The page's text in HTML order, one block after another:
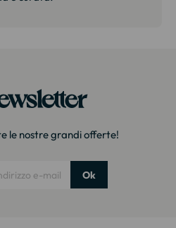
le nostre grandi offerte!
Ok